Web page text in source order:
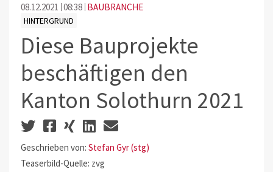
08.12.2021 08:38 BAUBRANCHE
HINTERGRUND
Diese Bauprojekte
beschäftigen den
Kanton Solothurn 2021
Geschrieben von: Stefan Gyr (stg)
Teaserbild-Quelle: zvg